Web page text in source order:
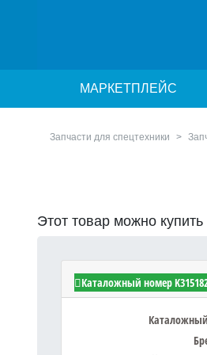
МАРКЕТПЛЕЙС
Запчасти для спецтехники
Этот товар можно
Kubota K315182510
Каталожный номер